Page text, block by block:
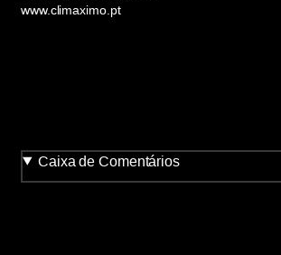
www.climaximo.pt
Caixa de Comentários